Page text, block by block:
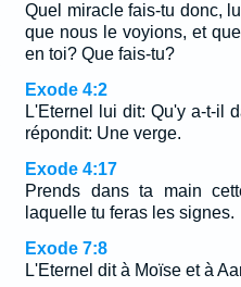
Quel miracle fais-tu donc,
que nous le voyions, et
en toi? Que fais-tu?
Exode 4:2
L'Eternel lui dit: Qu'y a-t-il
répondit: Une verge.
Exode 4:17
Prends dans ta main
laquelle tu feras les signes.
Exode 7:8
L'Eternel dit à Moïse et à